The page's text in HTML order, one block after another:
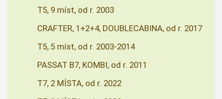
T5, 9 míst, od r. 2003
CRAFTER, 1+2+4, DOUBLECABINA, od r. 2017
T5, 5 míst, od r. 2003-2014
PASSAT B7, KOMBI, od r. 2011
T7, 2 MÍSTA, od r. 2022